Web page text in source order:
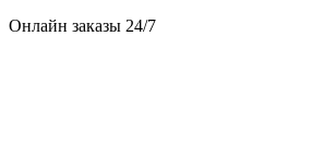
Онлайн заказы 24/7